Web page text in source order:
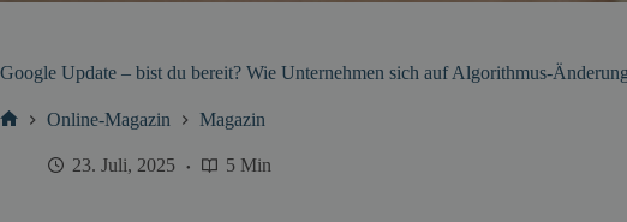
Google Update – bist du bereit? Wie Unternehmen sich auf Algorithmus-
Online-Magazin Magazin
23. Juli, 2025 5 Min